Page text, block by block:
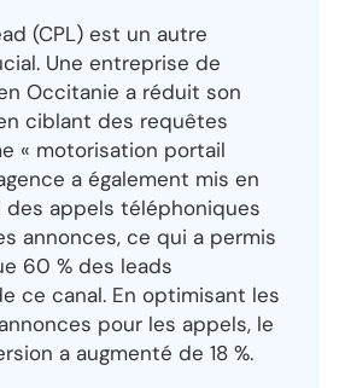
(CPL) est un autre
Une entreprise de
Occitanie a réduit son
ciblant des requêtes
« motorisation portail
a également mis en
des appels téléphoniques
annonces, ce qui a permis
60 % des leads
ce canal. En optimisant les
pour les appels, le
a augmenté de 18 %.